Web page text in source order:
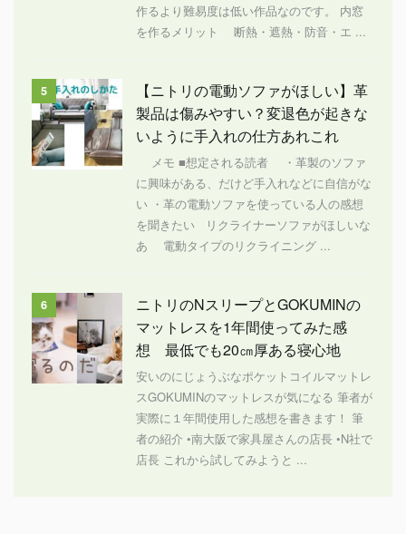
作るより難易度は低い作品なのです。 内窓
を作るメリット 断熱・遮熱・防音・エ ...
5
【ニトリの電動ソファがほしい】革
製品は傷みやすい？変退色が起きな
いように手入れの仕方あれこれ
メモ ■想定される読者 ・革製のソファ
に興味がある、だけど手入れなどに自信がな
い ・革の電動ソファを使っている人の感想
を聞きたい リクライナーソファがほしいな
あ 電動タイプのリクライニング ...
6
ニトリのNスリープとGOKUMINの
マットレスを1年間使ってみた感
想 最低でも20㎝厚ある寝心地
安いのにじょうぶなポケットコイルマットレ
スGOKUMINのマットレスが気になる 筆者が
実際に１年間使用した感想を書きます！ 筆
者の紹介 •南大阪で家具屋さんの店長 •N社で
店長 これから試してみようと ...